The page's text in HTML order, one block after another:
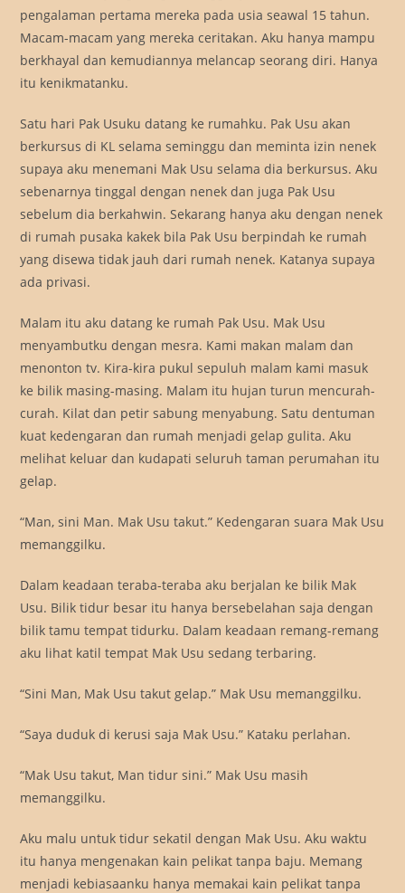
pengalaman pertama mereka pada usia seawal 15 tahun.
Macam-macam yang mereka ceritakan. Aku hanya mampu
berkhayal dan kemudiannya melancap seorang diri. Hanya
itu kenikmatanku.
Satu hari Pak Usuku datang ke rumahku. Pak Usu akan
berkursus di KL selama seminggu dan meminta izin nenek
supaya aku menemani Mak Usu selama dia berkursus. Aku
sebenarnya tinggal dengan nenek dan juga Pak Usu
sebelum dia berkahwin. Sekarang hanya aku dengan nenek
di rumah pusaka kakek bila Pak Usu berpindah ke rumah
yang disewa tidak jauh dari rumah nenek. Katanya supaya
ada privasi.
Malam itu aku datang ke rumah Pak Usu. Mak Usu
menyambutku dengan mesra. Kami makan malam dan
menonton tv. Kira-kira pukul sepuluh malam kami masuk
ke bilik masing-masing. Malam itu hujan turun mencurah-
curah. Kilat dan petir sabung menyabung. Satu dentuman
kuat kedengaran dan rumah menjadi gelap gulita. Aku
melihat keluar dan kudapati seluruh taman perumahan itu
gelap.
“Man, sini Man. Mak Usu takut.” Kedengaran suara Mak Usu
memanggilku.
Dalam keadaan teraba-teraba aku berjalan ke bilik Mak
Usu. Bilik tidur besar itu hanya bersebelahan saja dengan
bilik tamu tempat tidurku. Dalam keadaan remang-remang
aku lihat katil tempat Mak Usu sedang terbaring.
“Sini Man, Mak Usu takut gelap.” Mak Usu memanggilku.
“Saya duduk di kerusi saja Mak Usu.” Kataku perlahan.
“Mak Usu takut, Man tidur sini.” Mak Usu masih
memanggilku.
Aku malu untuk tidur sekatil dengan Mak Usu. Aku waktu
itu hanya mengenakan kain pelikat tanpa baju. Memang
menjadi kebiasaanku hanya memakai kain pelikat tanpa